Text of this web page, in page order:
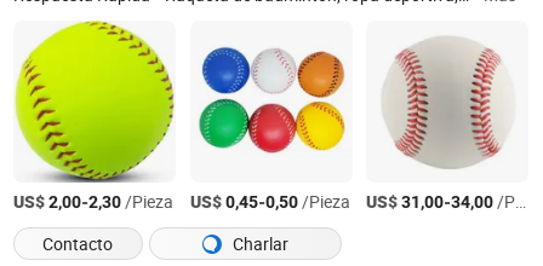
US$2,00-2,30/Pieza US$0,45-0,50/Pieza US$31,00-34,00/Pieza
Contacto
Charlar